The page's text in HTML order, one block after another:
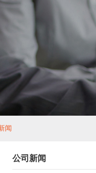
闻
公司新闻